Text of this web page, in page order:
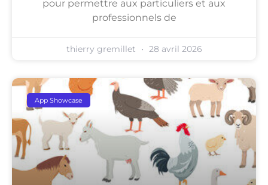
pour permettre aux particuliers et aux
professionnels de
thierry gremillet 28 avril 2026
App Showcase